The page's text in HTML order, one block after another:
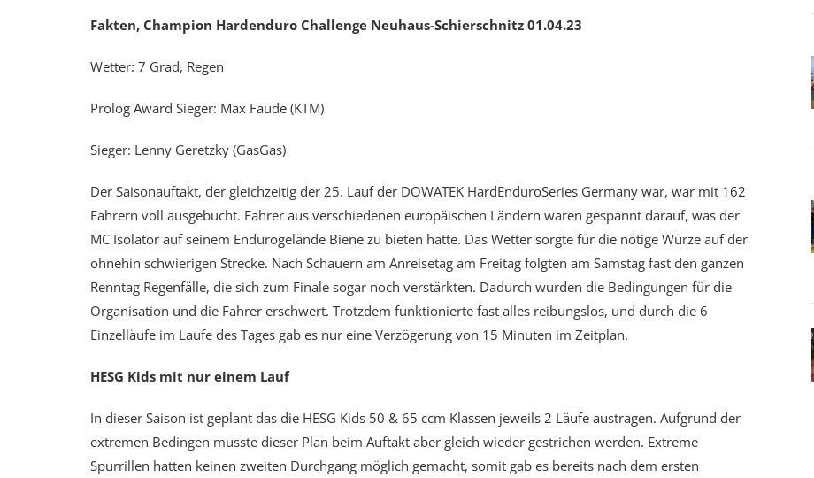
Fakten, Champion Hardenduro Challenge Neuhaus-Schierschnitz 01.04.23
Wetter: 7 Grad, Regen
Prolog Award Sieger: Max Faude (KTM)
Sieger: Lenny Geretzky (GasGas)
Der Saisonauftakt, der gleichzeitig der 25. Lauf der DOWATEK HardEnduroSeries Germany war, war mit 162
Fahrern voll ausgebucht. Fahrer aus verschiedenen europäischen Ländern waren gespannt darauf, was der
MC Isolator auf seinem Endurogelände Biene zu bieten hatte. Das Wetter sorgte für die nötige Würze auf der
ohnehin schwierigen Strecke. Nach Schauern am Anreisetag am Freitag folgten am Samstag fast den ganzen
Renntag Regenfälle, die sich zum Finale sogar noch verstärkten. Dadurch wurden die Bedingungen für die
Organisation und die Fahrer erschwert. Trotzdem funktionierte fast alles reibungslos, und durch die 6
Einzelläufe im Laufe des Tages gab es nur eine Verzögerung von 15 Minuten im Zeitplan.
HESG Kids mit nur einem Lauf
In dieser Saison ist geplant das die HESG Kids 50 & 65 ccm Klassen jeweils 2 Läufe austragen. Aufgrund der
extremen Bedingen musste dieser Plan beim Auftakt aber gleich wieder gestrichen werden. Extreme
Spurrillen hatten keinen zweiten Durchgang möglich gemacht, somit gab es bereits nach dem ersten